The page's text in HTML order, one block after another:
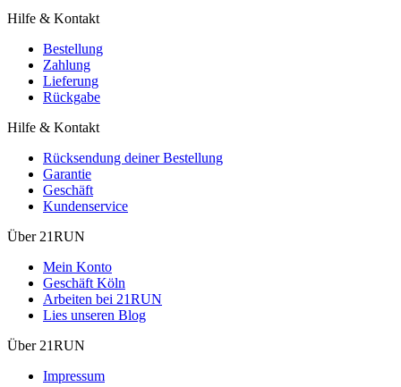
Hilfe & Kontakt
Bestellung
Zahlung
Lieferung
Rückgabe
Hilfe & Kontakt
Rücksendung deiner Bestellung
Garantie
Geschäft
Kundenservice
Über 21RUN
Mein Konto
Geschäft Köln
Arbeiten bei 21RUN
Lies unseren Blog
Über 21RUN
Impressum